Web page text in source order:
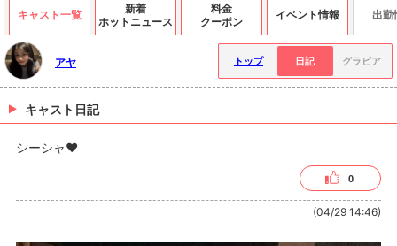
キャスト一覧
新着
ホットニュース
料金
クーポン
イベント情報 出勤
アヤ トップ 日記 グラビア
キャスト日記
シーシャ‪‪❤︎‬
0
(04/29 14:46)